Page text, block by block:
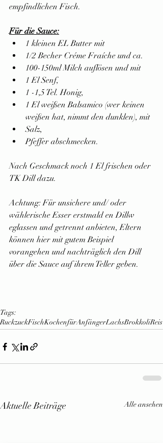
empfindlichen Fisch.
Für die Sauce:
1 kleinen EL Butter mit
1/2 Becher Créme Fraíche und ca.
100-150ml Milch auflösen und mit
1 El Senf,
1 -1,5 Tel. Honig,
1 El weißen Balsamico (wer keinen
weißen hat, nimmt den dunklen), mit
Salz,
Pfeffer abschmecken.
Nach Geschmack noch 1 El frischen oder
TK Dill dazu.
Achtung: Für unsichere und/ oder
wählerische Esser erstmald en Dillw
eglassen und getrennt anbieten, Eltern
können hier mit gutem Beispiel
vorangehen und nachträglich den Dill
über die Sauce auf ihrem Teller geben.
Tags:
RuckzuckFischKochenfürAnfängerLachsBrokkoliReis
Aktuelle Beiträge Alle ansehen